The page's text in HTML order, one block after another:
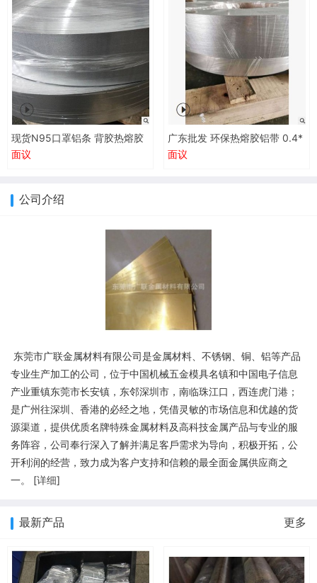
现货N95口罩铝条 背胶热熔胶
铝带 0.4*94mm涂胶铝带 冲压
原材料
面议
广东批发 环保热熔胶铝带 0.4*
94mm涂胶铝带 鼻梁条冲压原
材料
面议
公司介绍
东莞市广联金属材料有限公司是金属材料、不锈钢、铜、铝等产品
专业生产加工的公司，位于中国机械五金模具名镇和中国电子信息
产业重镇东莞市长安镇，东邻深圳市，南临珠江口，西连虎门港；
是广州往深圳、香港的必经之地，凭借灵敏的市场信息和优越的货
源渠道，提供优质名牌特殊金属材料及高科技金属产品与专业的服
务阵容，公司奉行深入了解并满足客戶需求为导向，积极开拓，公
开利润的经营，致力成为客户支持和信赖的最全面金属供应商之
一。 [详细]
最新产品 更多